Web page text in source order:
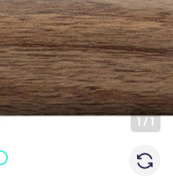
1/1